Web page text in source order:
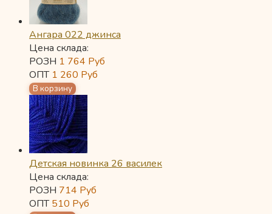
Ангара 022 джинса
Цена склада:
РОЗН 1 764 Руб
ОПТ 1 260 Руб
Детская новинка 26 василек
Цена склада:
РОЗН 714 Руб
ОПТ510 Руб